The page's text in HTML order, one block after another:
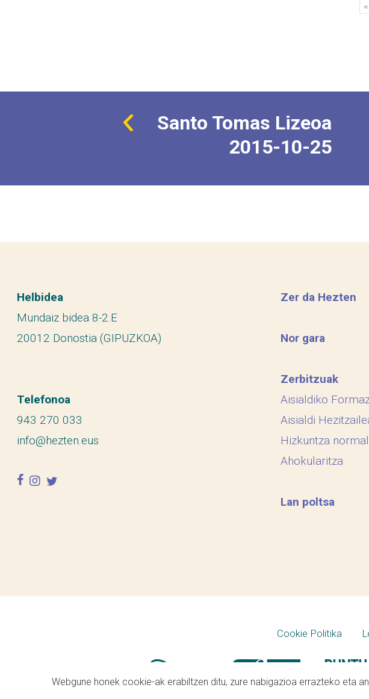
«
Santo Tomas Lizeoa
2015-10-25
Helbidea
Mundaiz bidea 8-2.E
20012 Donostia (GIPUZKOA)
Telefonoa
943 270 033
info@hezten.eus
facebook
instagram
twitter
Zer da Hezten
Nor gara
Zerbitzuak
Aisialdiko
Aisialdi
Hizkuntza
Ahokularitza
Lan poltsa
Cookie Politika
Webgune honek cookie-ak erabiltzen ditu, zure nabigazioa errazteko eta